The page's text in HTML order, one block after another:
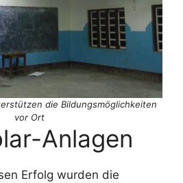
die Bildungsmöglichkeiten
vor Ort
Anlagen
Erfolg wurden die